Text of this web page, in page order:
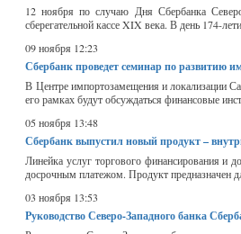
12 ноября по случаю Дня Сбербанка
сберегательной кассе XIX века. В день 174-
09 ноября 12:23
Сбербанк проведет семинар по развитию
В Центре импортозамещения и локализации
его рамках будут обсуждаться финансовые
05 ноября 13:48
Сбербанк выпустил новый продукт –
Линейка услуг торгового финансирования и
досрочным платежом. Продукт предназначен
03 ноября 13:53
Руководство Северо-Западного банка